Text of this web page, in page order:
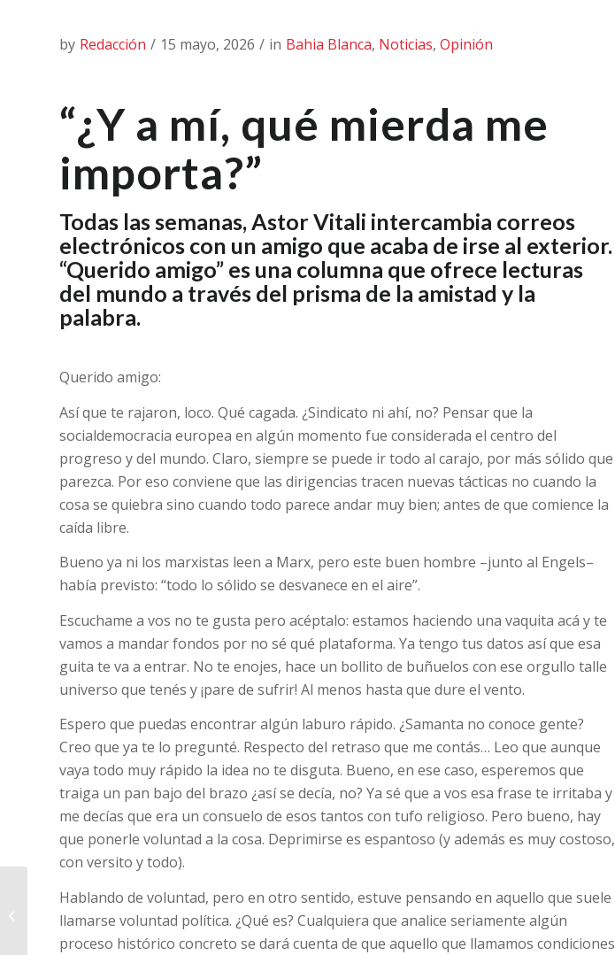
by Redacción / 15 mayo, 2026 / in Bahia Blanca, Noticias, Opinión
“¿Y a mí, qué mierda me
importa?”
Todas las semanas, Astor Vitali intercambia correos
electrónicos con un amigo que acaba de irse al exterior.
“Querido amigo” es una columna que ofrece lecturas
del mundo a través del prisma de la amistad y la
palabra.
Querido amigo:
Así que te rajaron, loco. Qué cagada. ¿Sindicato ni ahí, no? Pensar que la
socialdemocracia europea en algún momento fue considerada el centro del
progreso y del mundo. Claro, siempre se puede ir todo al carajo, por más sólido que
parezca. Por eso conviene que las dirigencias tracen nuevas tácticas no cuando la
cosa se quiebra sino cuando todo parece andar muy bien; antes de que comience la
caída libre.
Bueno ya ni los marxistas leen a Marx, pero este buen hombre –junto al Engels–
había previsto: “todo lo sólido se desvanece en el aire”.
Escuchame a vos no te gusta pero acéptalo: estamos haciendo una vaquita acá y te
vamos a mandar fondos por no sé qué plataforma. Ya tengo tus datos así que esa
guita te va a entrar. No te enojes, hace un bollito de buñuelos con ese orgullo talle
universo que tenés y ¡pare de sufrir! Al menos hasta que dure el vento.
Espero que puedas encontrar algún laburo rápido. ¿Samanta no conoce gente?
Creo que ya te lo pregunté. Respecto del retraso que me contás… Leo que aunque
vaya todo muy rápido la idea no te disguta. Bueno, en ese caso, esperemos que
traiga un pan bajo del brazo ¿así se decía, no? Ya sé que a vos esa frase te irritaba y
me decías que era un consuelo de esos tantos con tufo religioso. Pero bueno, hay
que ponerle voluntad a la cosa. Deprimirse es espantoso (y además es muy costoso,
con versito y todo).
Hablando de voluntad, pero en otro sentido, estuve pensando en aquello que suele
llamarse voluntad política. ¿Qué es? Cualquiera que analice seriamente algún
proceso histórico concreto se dará cuenta de que aquello que llamamos condiciones
La entrega del Paraná